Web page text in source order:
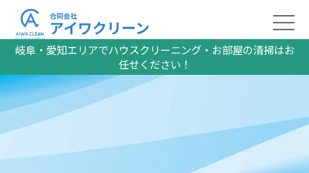
岐阜・愛知エリアでハウスクリーニング・お部屋の清掃はお
任せください！
合同会社
アイワクリーン